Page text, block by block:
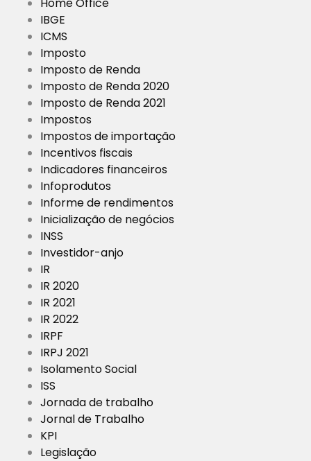
IBGE
ICMS
Imposto
Imposto de Renda
Imposto de Renda 2020
Imposto de Renda 2021
Impostos
Impostos de importação
Incentivos fiscais
Indicadores financeiros
Infoprodutos
Informe de rendimentos
Inicialização de negócios
INSS
Investidor-anjo
IR
IR 2020
IR 2021
IR 2022
IRPF
IRPJ 2021
Isolamento Social
ISS
Jornada de trabalho
Jornal de Trabalho
KPI
Legislação